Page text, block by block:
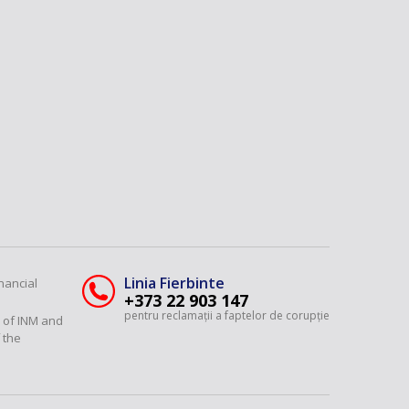
INM and
Linia Fierbinte
+373 22 903 147
pentru reclamații a faptelor de corupție